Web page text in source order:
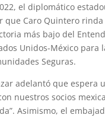
el diplomático
que Caro Quintero
más bajo del
Unidos-México para
Seguras.
adelantó que espera
nuestros socios
Asimismo, el